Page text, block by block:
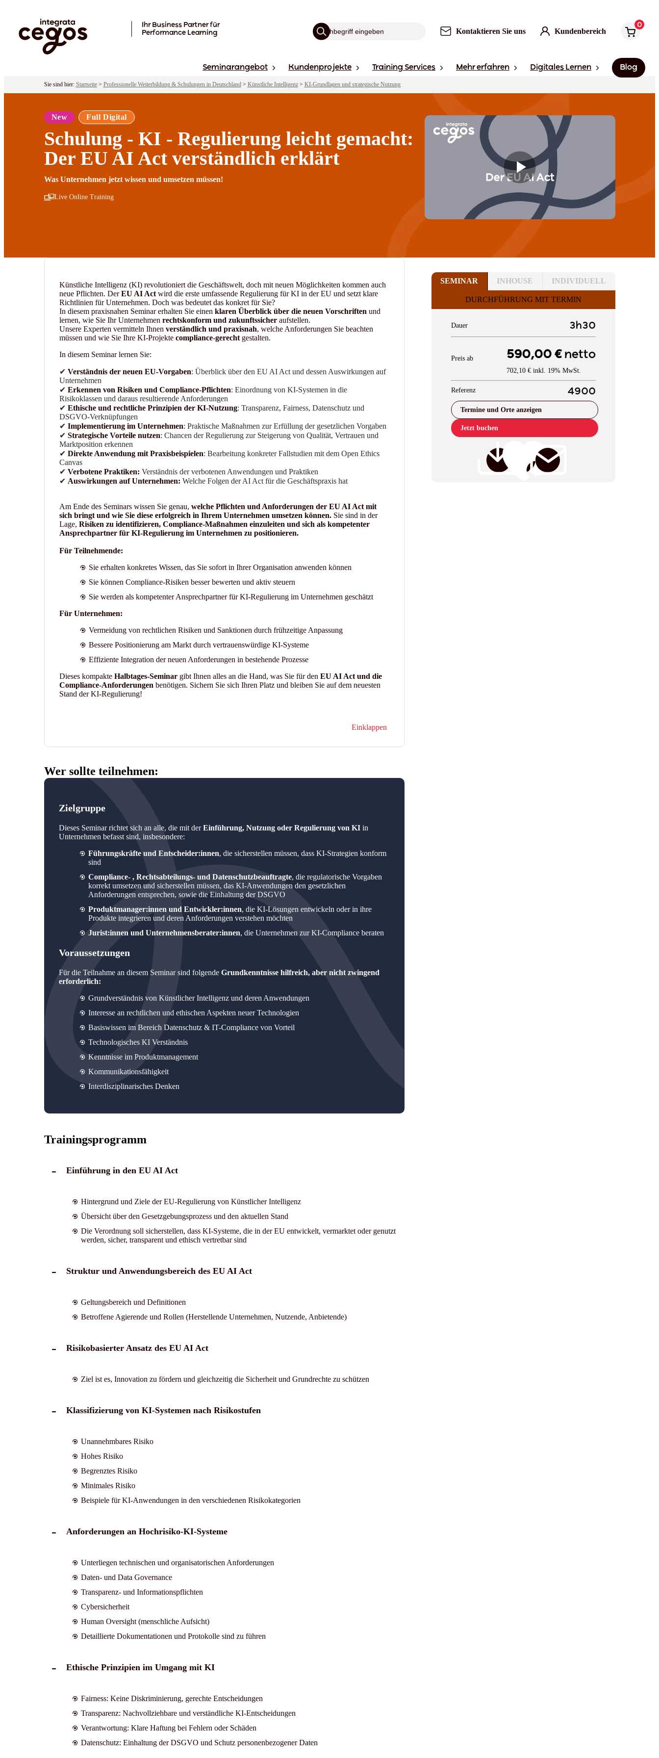
Ihr Business Partner für
Performance Learning
Kontaktieren Sie uns Kundenbereich
0
Seminarangebot Kundenprojekte Training Services Mehr erfahren Digitales Lernen Blog
Sie sind hier: Startseite> Professionelle Weiterbildung & Schulungen in Deutschland> Künstliche Intelligenz> KI-Grundlagen und strategische Nutzung
New Full Digital
Schulung - KI - Regulierung leicht gemacht:
Der EU AI Act verständlich erklärt
Was Unternehmen jetzt wissen und umsetzen müssen!
Live Online Training
SEMINAR INHOUSE INDIVIDUELL
DURCHFÜHRUNG MIT TERMIN
Dauer 3h30
Preis ab 590,00 €netto
702,10 € inkl. 19% MwSt.
Referenz 4900
Termine und Orte anzeigen
Jetzt buchen
Künstliche Intelligenz (KI) revolutioniert die Geschäftswelt, doch mit neuen Möglichkeiten kommen auch
neue Pflichten. DerEU AI Actwird die erste umfassende Regulierung für KI in der EU und setzt klare
Richtlinien für Unternehmen. Doch was bedeutet das konkret für Sie?
In diesem praxisnahen Seminar erhalten Sie einen klaren Überblick über die neuen Vorschriften und
lernen, wie Sie Ihr Unternehmen rechtskonform und zukunftssicheraufstellen.
Unsere Experten vermitteln Ihnen verständlich und praxisnah, welche Anforderungen Sie beachten
müssen und wie Sie Ihre KI-Projekte compliance-gerechtgestalten.
In diesem Seminar lernen Sie:
✔ Verständnis der neuen EU-Vorgaben: Überblick über den EU AI Act und dessen Auswirkungen auf
Unternehmen
✔ Erkennen von Risiken und Compliance-Pflichten: Einordnung von KI-Systemen in die
Risikoklassen und daraus resultierende Anforderungen
✔ Ethische und rechtliche Prinzipien der KI-Nutzung: Transparenz, Fairness, Datenschutz und
DSGVO-Verknüpfungen
✔ Implementierung im Unternehmen: Praktische Maßnahmen zur Erfüllung der gesetzlichen Vorgaben
✔ Strategische Vorteile nutzen: Chancen der Regulierung zur Steigerung von Qualität, Vertrauen und
Marktposition erkennen
✔ Direkte Anwendung mit Praxisbeispielen: Bearbeitung konkreter Fallstudien mit dem Open Ethics
Canvas
✔ Verbotene Praktiken: Verständnis der verbotenen Anwendungen und Praktiken
✔ Auswirkungen auf Unternehmen: Welche Folgen der AI Act für die Geschäftspraxis hat
Am Ende des Seminars wissen Sie genau, welche Pflichten und Anforderungen der EU AI Act mit
sich bringt und wie Sie diese erfolgreich in Ihrem Unternehmen umsetzen können.Sie sind in der
Lage, Risiken zu identifizieren, Compliance-Maßnahmen einzuleiten und sich als kompetenter
Ansprechpartner für KI-Regulierung im Unternehmen zu positionieren.
Für Teilnehmende:
Sie erhalten konkretes Wissen, das Sie sofort in Ihrer Organisation anwenden können
Sie können Compliance-Risiken besser bewerten und aktiv steuern
Sie werden als kompetenter Ansprechpartner für KI-Regulierung im Unternehmen geschätzt
Für Unternehmen:
Vermeidung von rechtlichen Risiken und Sanktionen durch frühzeitige Anpassung
Bessere Positionierung am Markt durch vertrauenswürdige KI-Systeme
Effiziente Integration der neuen Anforderungen in bestehende Prozesse
Dieses kompakte Halbtages-Seminargibt Ihnen alles an die Hand, was Sie für den EU AI Act und die
Compliance-Anforderungen benötigen. Sichern Sie sich Ihren Platz und bleiben Sie auf dem neuesten
Stand der KI-Regulierung!
Einklappen
Wer sollte teilnehmen:
Zielgruppe
Dieses Seminar richtet sich an alle, die mit derEinführung, Nutzung oder Regulierung von KIin
Unternehmen befasst sind, insbesondere:
Führungskräfte und Entscheider:innen, die sicherstellen müssen, dass KI-Strategien konform
sind
Compliance- , Rechtsabteilungs- und Datenschutzbeauftragte, die regulatorische Vorgaben
korrekt umsetzen und sicherstellen müssen, das KI-Anwendungen den gesetzlichen
Anforderungen entsprechen, sowie die Einhaltung der DSGVO
Produktmanager:innen und Entwickler:innen, die KI-Lösungen entwickeln oder in ihre
Produkte integrieren und deren Anforderungen verstehen möchten
Jurist:innen und Unternehmensberater:innen, die Unternehmen zur KI-Compliance beraten
Voraussetzungen
Für die Teilnahme an diesem Seminar sind folgende Grundkenntnisse hilfreich, aber nicht zwingend
erforderlich:
Grundverständnis von Künstlicher Intelligenz und deren Anwendungen
Interesse an rechtlichen und ethischen Aspekten neuer Technologien
Basiswissen im Bereich Datenschutz & IT-Compliance von Vorteil
Technologisches KI Verständnis
Kenntnisse im Produktmanagement
Kommunikationsfähigkeit
Interdisziplinarisches Denken
Trainingsprogramm
Einführung in den EU AI Act
Hintergrund und Ziele der EU-Regulierung von Künstlicher Intelligenz
Übersicht über den Gesetzgebungsprozess und den aktuellen Stand
Die Verordnung soll sicherstellen, dass KI-Systeme, die in der EU entwickelt, vermarktet oder genutzt
werden, sicher, transparent und ethisch vertretbar sind
Struktur und Anwendungsbereich des EU AI Act
Geltungsbereich und Definitionen
Betroffene Agierende und Rollen (Herstellende Unternehmen, Nutzende, Anbietende)
Risikobasierter Ansatz des EU AI Act
Ziel ist es, Innovation zu fördern und gleichzeitig die Sicherheit und Grundrechte zu schützen
Klassifizierung von KI-Systemen nach Risikostufen
Unannehmbares Risiko
Hohes Risiko
Begrenztes Risiko
Minimales Risiko
Beispiele für KI-Anwendungen in den verschiedenen Risikokategorien
Anforderungen an Hochrisiko-KI-Systeme
Unterliegen technischen und organisatorischen Anforderungen
Daten- und Data Governance
Transparenz- und Informationspflichten
Cybersicherheit
Human Oversight (menschliche Aufsicht)
Detaillierte Dokumentationen und Protokolle sind zu führen
Ethische Prinzipien im Umgang mit KI
Fairness: Keine Diskriminierung, gerechte Entscheidungen
Transparenz: Nachvollziehbare und verständliche KI-Entscheidungen
Verantwortung: Klare Haftung bei Fehlern oder Schäden
Datenschutz: Einhaltung der DSGVO und Schutz personenbezogener Daten